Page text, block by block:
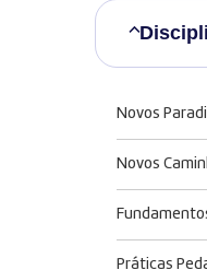
Novos
Novos
Práticas